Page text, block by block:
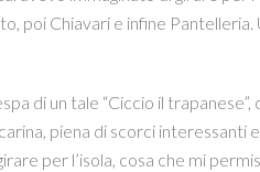
poi Chiavari e infine Pantelleria.
di un tale “Ciccio il
piena di scorci
per l’isola, cosa che mi